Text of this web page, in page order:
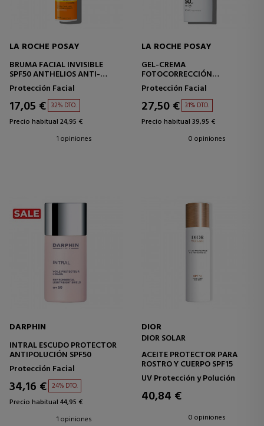
LA ROCHE POSAY
BRUMA FACIAL INVISIBLE
SPF50 ANTHELIOS ANTI-
BRILLOS
Protección Facial
17,05 € 32% DTO.
Precio habitual 24,95 €
1 opiniones
LA ROCHE POSAY
GEL-CREMA
FOTOCORRECCIÓN
ANTHELIOS AGE CORRECT
SPF50
Protección Facial
27,50 € 31% DTO.
Precio habitual 39,95 €
0 opiniones
DARPHIN
INTRAL ESCUDO PROTECTOR
ANTIPOLUCIÓN SPF50
Protección Facial
34,16 € 24% DTO.
Precio habitual 44,95 €
1 opiniones
DIOR
DIOR SOLAR
ACEITE PROTECTOR PARA
ROSTRO Y CUERPO SPF15
UV Protección y Polución
40,84 €
0 opiniones